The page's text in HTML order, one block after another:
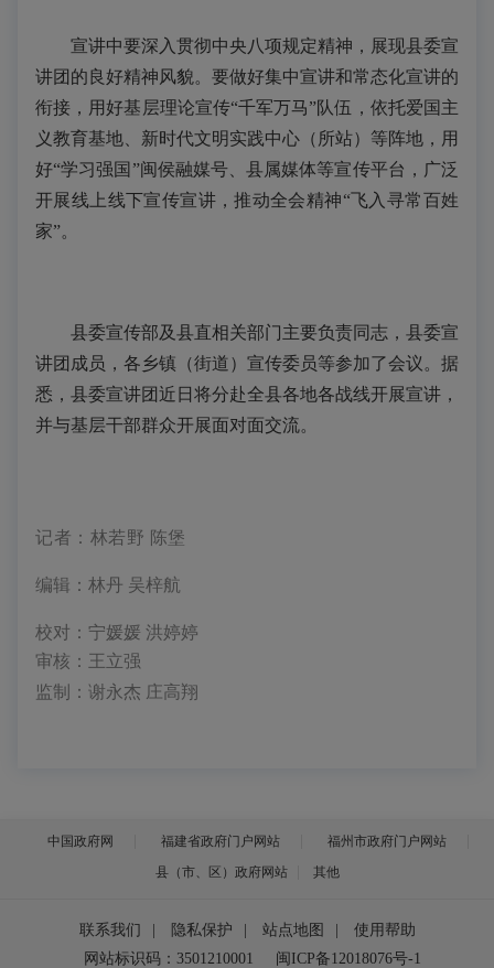
宣讲中要深入贯彻中央八项规定精神，展现县委宣
讲团的良好精神风貌。 要做好集中宣讲和常态化宣讲的
衔接，用好基层理论宣传“千军万马”队伍，依托爱国主
义教育基地、新时代文明实践中心（所站）等阵地，用
好“学习强国”闽侯融媒号、县属媒体等宣传平台，广泛
开展线上线下宣传宣讲，推动全会精神“飞入寻常百姓
家”。
县委宣传部及县直相关部门主要负责同志，县委宣
讲团成员，各乡镇（街道）宣传委员等参加了会议。据
悉，县委宣讲团近日将分赴全县各地各战线开展宣讲，
并与基层干部群众开展面对面交流。
记者：林若野 陈堡
编辑：林丹 吴梓航
校对：宁媛媛 洪婷婷
审核：王立强
监制：谢永杰 庄高翔
中国政府网 福建省政府门户网站
福州市政府门户网站
县（市、区）政府网站
其他
联系我们 隐私保护 站点地图
使用帮助
网站标识码：3501210001
闽ICP备12018076号-1